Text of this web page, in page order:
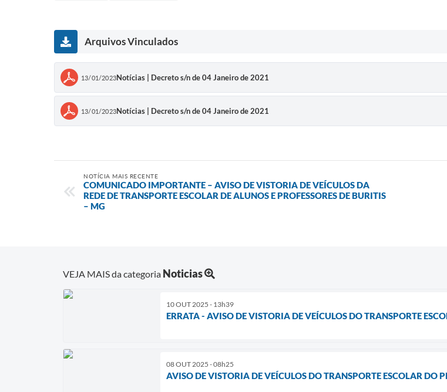
Arquivos Vinculados
13/01/2023Notícias | Decreto s/n de 04 Janeiro de 2021
13/01/2023Notícias | Decreto s/n de 04 Janeiro de 2021
NOTÍCIA MAIS RECENTE
COMUNICADO IMPORTANTE – AVISO DE VISTORIA DE VEÍCULOS DA
REDE DE TRANSPORTE ESCOLAR DE ALUNOS E PROFESSORES DE BURITIS
– MG
VEJA MAIS da categoria Noticias
10 OUT 2025 - 13h39
ERRATA - AVISO DE VISTORIA DE VEÍCULOS DO TRANSPORTE
08 OUT 2025 - 08h25
AVISO DE VISTORIA DE VEÍCULOS DO TRANSPORTE ESCOLAR DO